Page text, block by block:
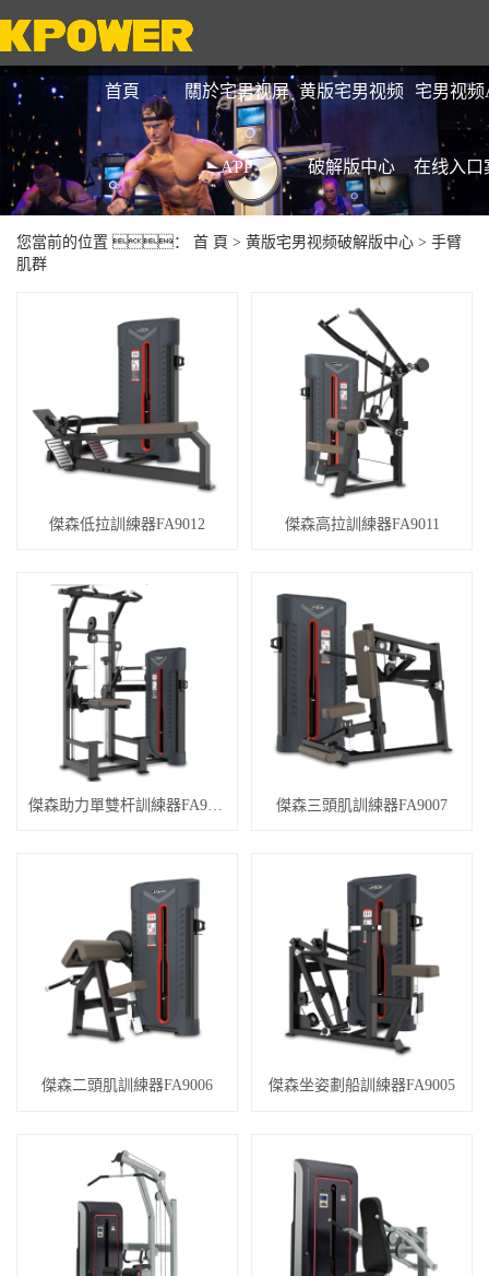
首頁 關於宅男视屏
APP
黄版宅男视频
破解版中心
宅男视频
在线入口
您當前的位置 ： 首 頁 > 黄版宅男视频破解版中心 > 手臂
肌群
傑森低拉訓練器FA9012 傑森高拉訓練器FA9011
傑森三頭肌訓練器FA9007
傑森二頭肌訓練器FA9006 傑森坐姿劃船訓練器FA9005